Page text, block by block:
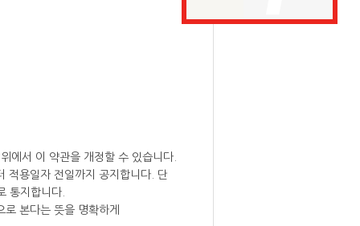
에서 이 약관을 개정할 수 있습니다.
적용일자 전일까지 공지합니다. 단
통지합니다.
본다는 뜻을 명확하게